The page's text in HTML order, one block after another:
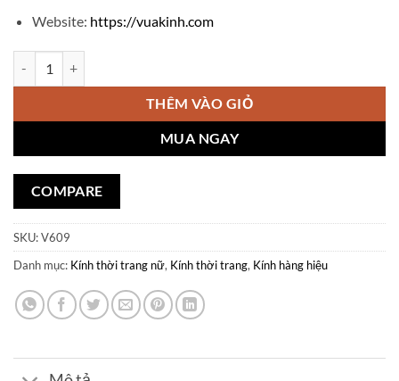
Website: https://vuakinh.com
THÊM VÀO GIỎ
MUA NGAY
COMPARE
SKU:V609
Danh mục: Kính thời trang nữ, Kính thời trang, Kính hàng hiệu